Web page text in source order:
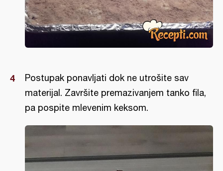
Postupak ponavljati dok ne utrošite sav
materijal. Završite premazivanjem tanko fila,
pa pospite mlevenim keksom.